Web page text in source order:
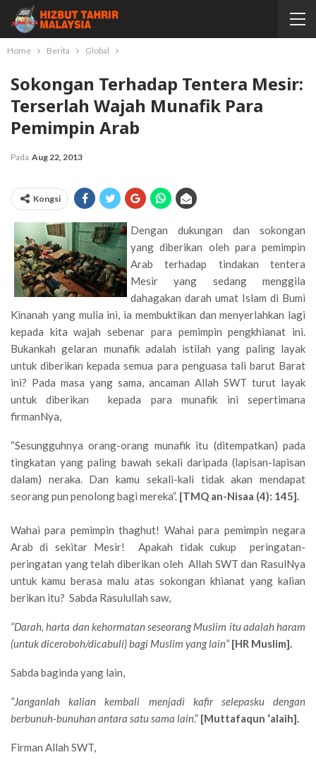
Home Berita Global
Sokongan Terhadap Tentera Mesir:
Terserlah Wajah Munafik Para
Pemimpin Arab
Pada Aug 22, 2013
Kongsi
Dengan dukungan dan sokongan
yang diberikan oleh para pemimpin
Arab terhadap tindakan tentera
Mesir yang sedang menggila
dahagakan darah umat Islam di Bumi
Kinanah yang mulia ini, ia membuktikan dan menyerlahkan lagi
kepada kita wajah sebenar para pemimpin pengkhianat ini.
Bukankah gelaran munafik adalah istilah yang paling layak
untuk diberikan kepada semua para penguasa tali barut Barat
ini? Pada masa yang sama, ancaman Allah SWT turut layak
untuk diberikan kepada para munafik ini sepertimana
firmanNya,
“Sesungguhnya orang-orang munafik itu (ditempatkan) pada
tingkatan yang paling bawah sekali daripada (lapisan-lapisan
dalam) neraka. Dan kamu sekali-kali tidak akan mendapat
seorang pun penolong bagi mereka”. [TMQ an-Nisaa (4): 145].
Wahai para pemimpin thaghut! Wahai para pemimpin negara
Arab di sekitar Mesir! Apakah tidak cukup peringatan-
peringatan yang telah diberikan oleh Allah SWT dan RasulNya
untuk kamu berasa malu atas sokongan khianat yang kalian
berikan itu? Sabda Rasulullah saw,
“Darah, harta dan kehormatan seseorang Muslim itu adalah haram
(untuk diceroboh/dicabuli) bagi Muslim yang lain”[HR Muslim].
Sabda baginda yang lain,
“Janganlah kalian kembali menjadi kafir selepasku dengan
berbunuh-bunuhan antara satu sama lain.” [Muttafaqun ‘alaih].
Firman Allah SWT,